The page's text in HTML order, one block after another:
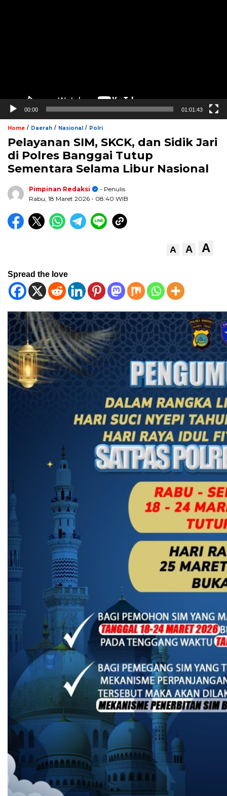
00:00 01:01:43
Home / Daerah / Nasional / Polri
Pelayanan SIM, SKCK, dan Sidik Jari
di Polres Banggai Tutup
Sementara Selama Libur Nasional
Pimpinan Redaksi
- Penulis
Rabu, 18 Maret 2026 - 08:40 WIB
A A A
Spread the love